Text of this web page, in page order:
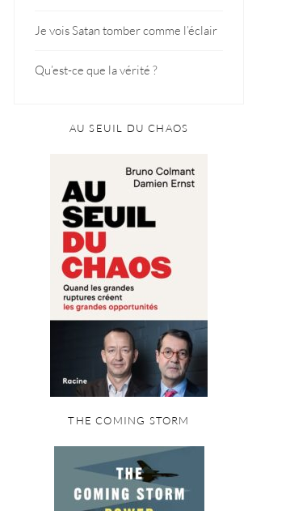
Je vois Satan tomber comme l’éclair
Qu’est-ce que la vérité ?
AU SEUIL DU CHAOS
THE COMING STORM